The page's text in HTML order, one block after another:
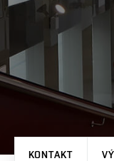
KONTAKT